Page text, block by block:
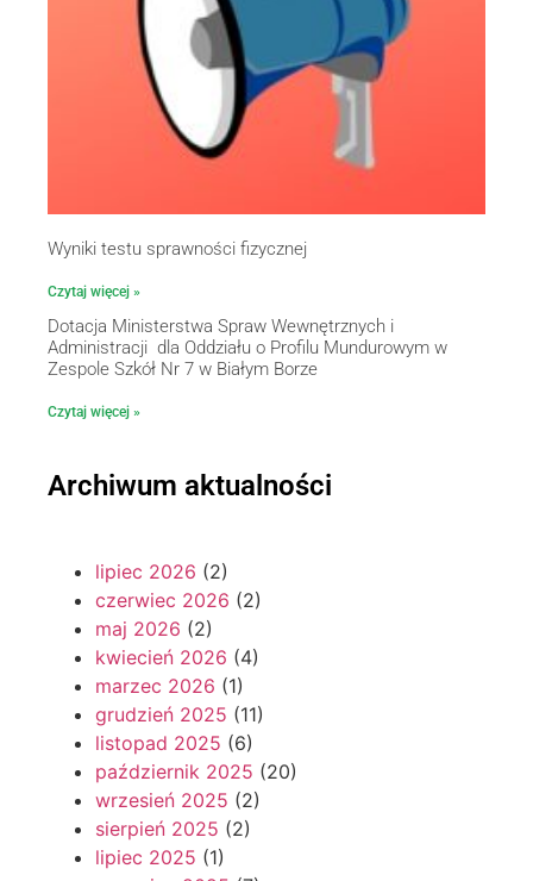
Wyniki testu sprawności fizycznej
Czytaj więcej »
Dotacja Ministerstwa Spraw Wewnętrznych i
Administracji dla Oddziału o Profilu Mundurowym w
Zespole Szkół Nr 7 w Białym Borze
Czytaj więcej »
Archiwum aktualności
lipiec 2026 (2)
czerwiec 2026 (2)
maj 2026 (2)
kwiecień 2026 (4)
marzec 2026 (1)
grudzień 2025 (11)
listopad 2025 (6)
październik 2025 (20)
wrzesień 2025 (2)
sierpień 2025 (2)
lipiec 2025 (1)